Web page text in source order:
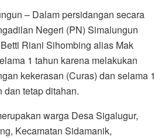
– Dalam persidangan secara
Negeri (PN) Simalungun
Riani Sihombing alias Mak
1 tahun karena melakukan
kekerasan (Curas) dan selama 1
dan tetap ditahan.
warga Desa Sigalugur,
Kecamatan Sidamanik,